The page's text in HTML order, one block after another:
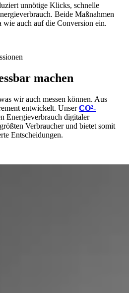
unnötige Klicks, schnelle
Beide Maßnahmen
auch auf die Conversion ein.
machen
wir auch messen können. Aus
entwickelt. UnserCO²-
Energieverbrauch digitaler
Verbraucher und bietet somit
Entscheidungen.